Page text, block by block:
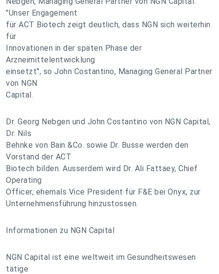
"Unser Engagement
für ACT Biotech zeigt deutlich, dass NGN sich weiterhin
für
Innovationen in der späten Phase der
Arzneimittelentwicklung
einsetzt", so John Costantino, Managing General Partner
von NGN
Capital.
Dr. Georg Nebgen und John Costantino von NGN Capital,
Dr. Nils
Behnke von Bain &Co. sowie Dr. Busse werden den
Vorstand der ACT
Biotech bilden. Ausserdem wird Dr. Ali Fattaey, Chief
Operating
Officer, ehemals Vice President für F&E bei Onyx, zur
Unternehmensführung hinzustossen.
Informationen zu NGN Capital
NGN Capital ist eine weltweit im Gesundheitswesen
tätige